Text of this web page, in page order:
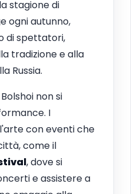
stagione di
ogni autunno,
di spettatori,
tradizione e alla
Russia.
non si
I
con eventi che
come il
, dove si
e assistere a